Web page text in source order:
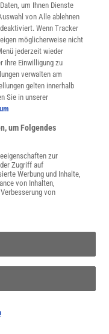
SPEKTRUM SHOP
Infos zu unserem Umgang
Datenschutzerklärung
um Ihnen Dienste
von Alle ablehnen
Wenn Tracker
möglicherweise nicht
jederzeit wieder
Ihre Einwilligung zu
verwalten am
gelten innerhalb
Sie in unserer
um Folgendes
zur
Zugriff auf
Werbung und Inhalte,
von Inhalten,
von